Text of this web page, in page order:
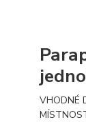
VHODNÉ